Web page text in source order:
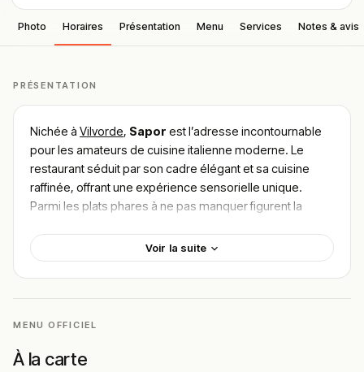
Photo Horaires Présentation Menu Services Notes & avis
PRÉSENTATION
Nichée à Vilvorde, Sapor est l’adresse incontournable
pour les amateurs de cuisine italienne moderne. Le
restaurant séduit par son cadre élégant et sa cuisine
raffinée, offrant une expérience sensorielle unique.
Parmi les plats phares à ne pas manquer figurent la
confites
gnocchis maison aux truffes
risotto aux fruits de mer. La qualité exceptionnelle
des ingrédients et l’authenticité des saveurs transportent
vos papilles en Italie. 👉 Pour trouver le meilleur plat de
!
Texte généré par intelligence artificielle, en attente de
Voir la suite
MENU OFFICIEL
À la carte